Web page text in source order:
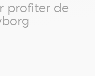
profiter de